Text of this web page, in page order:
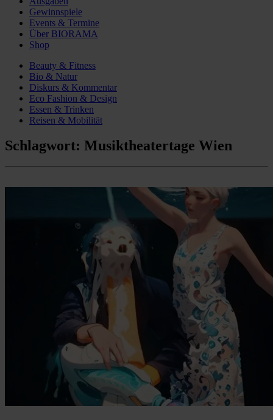
Gewinnspiele
Events & Termine
Über BIORAMA
Shop
Beauty & Fitness
Bio & Natur
Diskurs & Kommentar
Eco Fashion & Design
Essen & Trinken
Reisen & Mobilität
Schlagwort: Musiktheatertage Wien